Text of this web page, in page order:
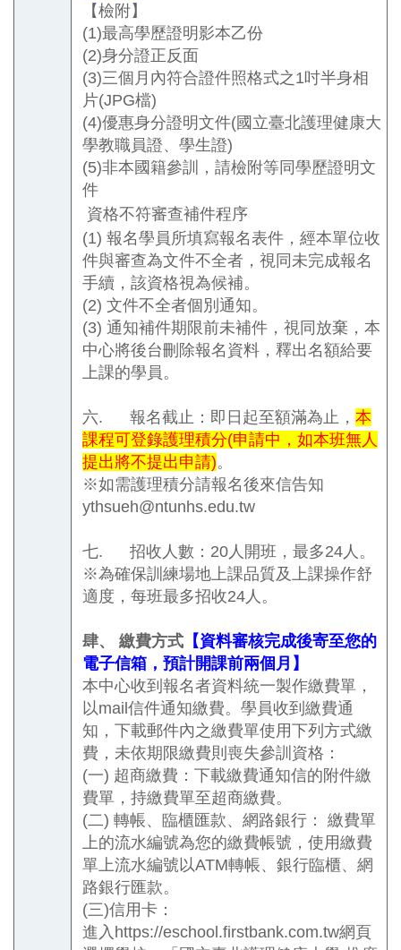
【檢附】
(1)最高學歷證明影本乙份
(2)身分證正反面
(3)三個月內符合證件照格式之 1吋半身相
片(JPG檔)
(4)優惠身分證明文件(國立臺北護理健康大
學教職員證、學生證)
(5)非本國籍參訓，請檢附等同學歷證明文
件
資格不符審查補件程序
(1) 報名學員所填寫報名表件，經本單位收
件與審查為文件不全者，視同未完成報名
手續，該資格視為候補。
(2) 文件不全者個別通知。
(3) 通知補件期限前未補件，視同放棄，本
中心將後台刪除報名資料，釋出名額給要
上課的學員。
六. 報名截止：即日起至額滿為止， 本
課程可登錄護理積分(申請中，如本班無人
提出將不提出申請)。
※如需護理積分請報名後來信告知
ythsueh@ntunhs.edu.tw
七. 招收人數： 20 人開班，最多24 人。
※為確保訓練場地上課品質及上課操作舒
適度，每班最多招收24 人。
肆、 繳費方式 【資料審核完成後寄至您的
電子信箱，預計開課前兩個月】
本中心收到報名者資料統一製作繳費單，
以mail信件通知繳費。學員收到繳費通
知，下載郵件內之繳費單使用下列方式繳
費， 未依期限繳費則喪失參訓資格 ：
(一) 超商繳費：下載繳費通知信的附件繳
費單，持繳費單至超商繳費。
(二) 轉帳、臨櫃匯款、網路銀行：
繳費單
上的流水編號為您的繳費帳號，使用繳費
單上流水編號以ATM轉帳、 銀行臨櫃、網
路銀行匯款。
(三)信用卡：
進入 https://eschool.firstbank.com.tw網頁